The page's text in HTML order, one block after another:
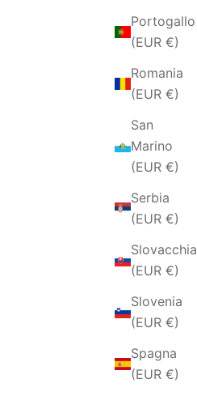
Portogallo
(EUR €)
Romania
(EUR €)
San
Marino
(EUR €)
Serbia
(EUR €)
Slovacchia
(EUR €)
Slovenia
(EUR €)
Spagna
(EUR €)